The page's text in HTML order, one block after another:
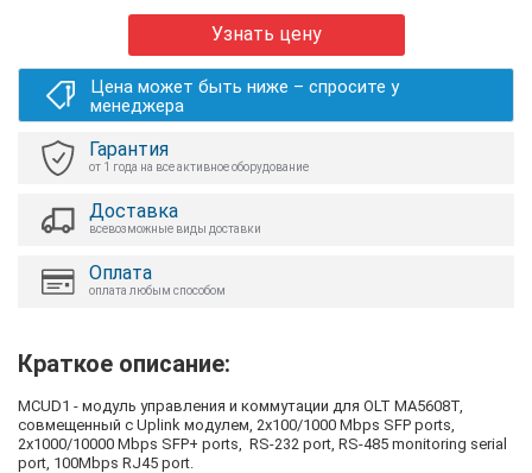
Узнать цену
Цена может быть ниже – спросите у
менеджера
Гарантия
от 1 года на все активное оборудование
Доставка
всевозможные виды доставки
Оплата
оплата любым способом
Краткое описание:
MCUD1 - модуль управления и коммутации для OLT МА5608Т,
совмещенный с Uplink модулем, 2x100/1000 Mbps SFP ports,
2x1000/10000 Mbps SFP+ ports, RS-232 port, RS-485 monitoring serial
port, 100Mbps RJ45 port.